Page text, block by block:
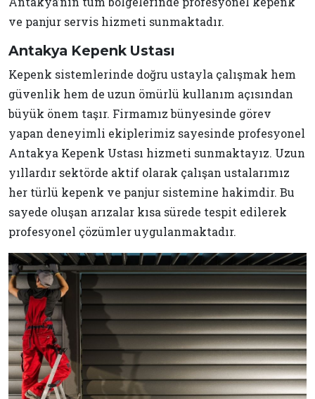
ve panjur servis hizmeti sunmaktadır.
Antakya Kepenk Ustası
Kepenk sistemlerinde doğru ustayla çalışmak hem
güvenlik hem de uzun ömürlü kullanım açısından
büyük önem taşır. Firmamız bünyesinde görev
yapan deneyimli ekiplerimiz sayesinde profesyonel
Antakya Kepenk Ustası hizmeti sunmaktayız. Uzun
yıllardır sektörde aktif olarak çalışan ustalarımız
her türlü kepenk ve panjur sistemine hakimdir. Bu
sayede oluşan arızalar kısa sürede tespit edilerek
profesyonel çözümler uygulanmaktadır.